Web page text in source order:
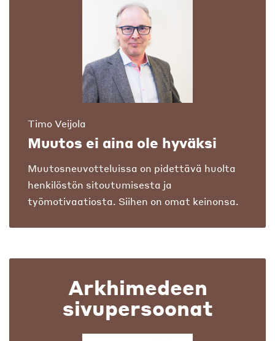
Timo Veijola
Muutos ei aina ole hyväksi
Muutosneuvotteluissa on pidettävä huolta
henkilöstön sitoutumisesta ja
työmotivaatiosta. Siihen on omat keinonsa.
Arkhimedeen
sivupersoonat